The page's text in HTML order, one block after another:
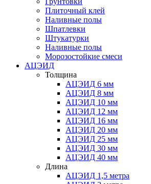
Плиточный клей
Наливные полы
Шпатлевки
Штукатурки
Наливные полы
Морозостойкие смеси
АЦЭИД
Толщина
АЦЭИД 6 мм
АЦЭИД 8 мм
АЦЭИД 10 мм
АЦЭИД 12 мм
АЦЭИД 16 мм
АЦЭИД 20 мм
АЦЭИД 25 мм
АЦЭИД 30 мм
АЦЭИД 40 мм
Длина
АЦЭИД 1,5 метра